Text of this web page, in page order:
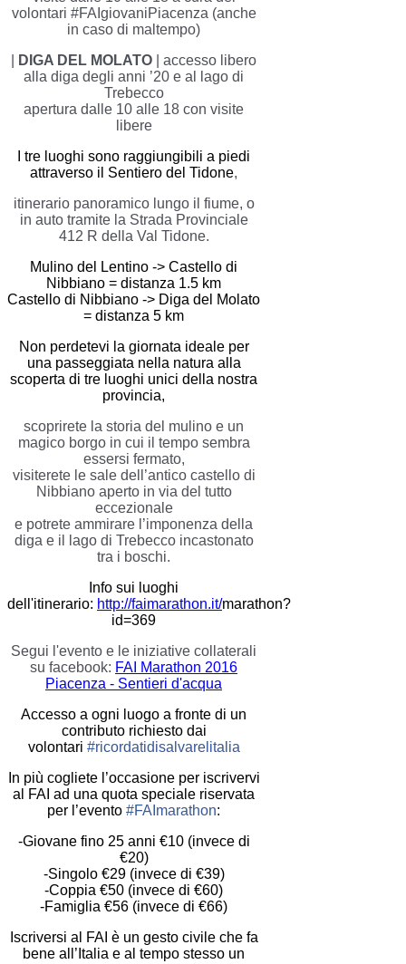
volontari #FAIgiovaniPiacenza (anche
in caso di maltempo)
DIGA DEL MOLATO | accesso libero
alla diga degli anni ’20 e al lago di
Trebecco
apertura dalle 10 alle 18 con visite
libere
I tre luoghi sono raggiungibili a piedi
attraverso il Sentiero del Tidone,
itinerario panoramico lungo il fiume, o
in auto tramite la Strada Provinciale
412 R della Val Tidone.
Mulino del Lentino -> Castello di
Nibbiano = distanza 1.5 km
Castello di Nibbiano -> Diga del Molato
= distanza 5 km
Non perdetevi la giornata ideale per
una passeggiata nella natura alla
scoperta di tre luoghi unici della nostra
provincia,
scoprirete la storia del mulino e un
magico borgo in cui il tempo sembra
essersi fermato,
visiterete le sale dell’antico castello di
Nibbiano aperto in via del tutto
eccezionale
e potrete ammirare l’imponenza della
diga e il lago di Trebecco incastonato
tra i boschi.
Info sui luoghi
dell'itinerario: http://faimarathon.it/marathon?
id=369
Segui l'evento e le iniziative collaterali
su facebook: FAI Marathon 2016
Piacenza - Sentieri d'acqua
Accesso a ogni luogo a fronte di un
contributo richiesto dai
volontari #ricordatidisalvarelitalia
In più cogliete l’occasione per iscrivervi
al FAI ad una quota speciale riservata
per l’evento#FAImarathon:
-Giovane fino 25 anni €10 (invece di
€20)
-Singolo €29 (invece di €39)
-Coppia €50 (invece di €60)
-Famiglia €56 (invece di €66)
Iscriversi al FAI è un gesto civile che fa
bene all’Italia e al tempo stesso un